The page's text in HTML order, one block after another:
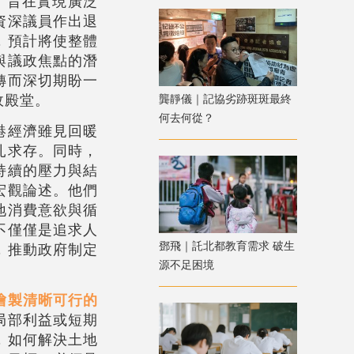
深議員作出退
預計將使整體
議政焦點的潛
而深切期盼一
堂。
經濟雖見回暖
存。同時，
續的壓力與結
觀論述。他們
消費意欲與循
僅是追求人
推動政府制定
製清晰可行的
部利益或短期
如何解決土地
龔靜儀｜記協劣跡斑斑最終
何去何從？
鄧飛｜託北都教育需求 破生
源不足困境